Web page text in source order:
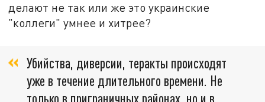
делают не так или же это украинские
"коллеги" умнее и хитрее?
Убийства, диверсии, теракты происходят
уже в течение длительного времени. Не
только в приграничных районах, но и в